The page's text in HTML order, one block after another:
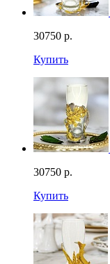
30750 р.
Купить
30750 р.
Купить